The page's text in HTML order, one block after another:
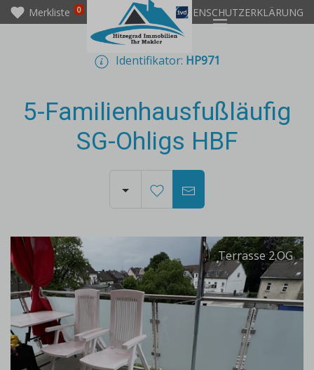
Merkliste 0 IMPRESSUM DATENSCHUTZERKLÄRUNG
Identifikator: HP971
5-Familienhausfußläufig
SG-Ohligs HBF
Terrasse 2.OG